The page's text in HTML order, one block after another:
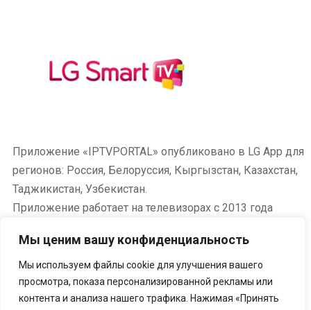
Мы ценим вашу конфиденциальность
Мы используем файлы cookie для улучшения вашего
просмотра, показа персонализированной рекламы или
контента и анализа нашего трафика. Нажимая «Принять
Приложение «IPTVPORTAL» опубликовано в LG App для
регионов: Россия, Белоруссия, Кыргызстан, Казахстан,
Таджикистан, Узбекистан.
Приложение работает на телевизорах с 2013 года
4.0/4.5 и WebOS всех версии).